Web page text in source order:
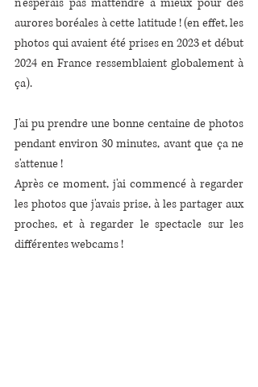
n'espérais pas m'attendre à mieux pour des
aurores boréales à cette latitude ! (en effet, les
photos qui avaient été prises en 2023 et début
2024 en France ressemblaient globalement à
ça).
J'ai pu prendre une bonne centaine de photos
pendant environ 30 minutes, avant que ça ne
s'attenue !
Après ce moment, j'ai commencé à regarder
les photos que j'avais prise, à les partager aux
proches, et à regarder le spectacle sur les
différentes webcams !